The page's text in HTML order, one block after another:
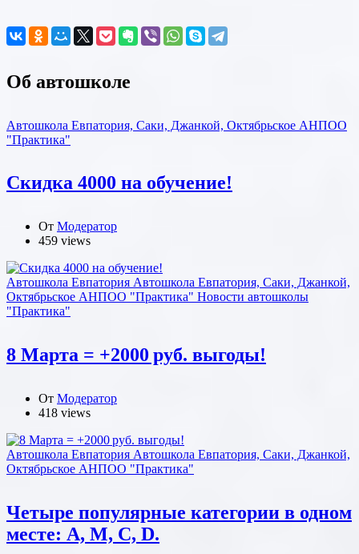
Об автошколе
Автошкола Евпатория, Саки, Джанкой, Октябрьское АНПОО
"Практика"
Скидка 4000 на обучение!
От Модератор
459 views
Автошкола Евпатория Автошкола Евпатория, Саки, Джанкой,
Октябрьское АНПОО "Практика" Новости автошколы
"Практика"
8 Марта = +2000 руб. выгоды!
От Модератор
418 views
Автошкола Евпатория Автошкола Евпатория, Саки, Джанкой,
Октябрьское АНПОО "Практика"
Четыре популярные категории в одном
месте: А, М, С, D.